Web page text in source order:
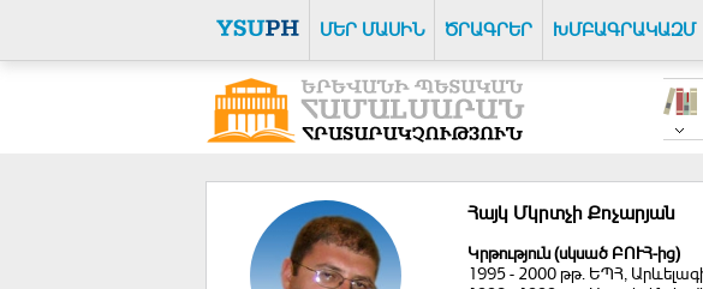
ՄԵՐ ՄԱՍԻՆ ԾՐԱԳՐԵՐ ԽՄԲԱԳՐԱԿԱԶՄ
Հայկ Մկրտչի Քոչարյան
Կրթություն (սկսած ԲՈՒՀ-ից)
1995 - 2000 թթ. ԵՊՀ,